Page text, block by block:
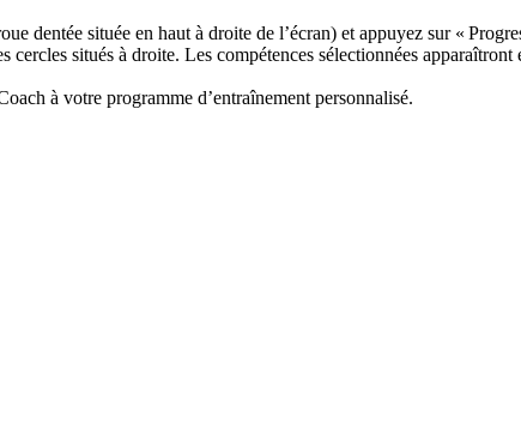
dentée située en haut à droite de l’écran) et appuyez sur «
situés à droite. Les compétences sélectionnées
à votre programme d’entraînement personnalisé.